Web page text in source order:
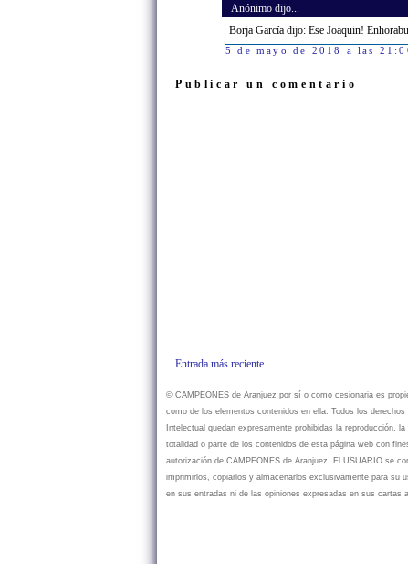
Anónimo dijo...
Borja García dijo: Ese Joaquin!
5 de mayo de 2018 a las
Publicar un comentario
Entrada más reciente
© CAMPEONES de Aranjuez por sí o como cesionaria es
como de los elementos contenidos en ella. Todos los
Intelectual quedan expresamente prohibidas la reproducción,
totalidad o parte de los contenidos de esta página web con
autorización de CAMPEONES de Aranjuez. El USUARIO se
imprimirlos, copiarlos y almacenarlos exclusivamente para su
en sus entradas ni de las opiniones expresadas en sus cartas